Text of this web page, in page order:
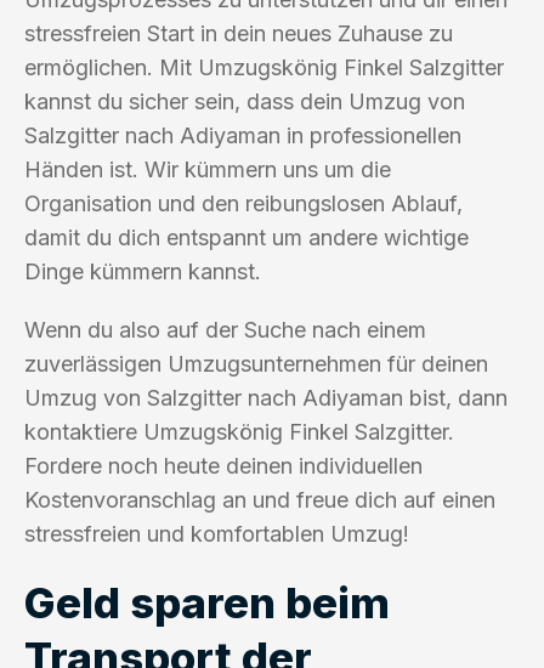
stressfreien Start in dein neues Zuhause zu
ermöglichen. Mit Umzugskönig Finkel Salzgitter
kannst du sicher sein, dass dein Umzug von
Salzgitter nach Adiyaman in professionellen
Händen ist. Wir kümmern uns um die
Organisation und den reibungslosen Ablauf,
damit du dich entspannt um andere wichtige
Dinge kümmern kannst.
Wenn du also auf der Suche nach einem
zuverlässigen Umzugsunternehmen für deinen
Umzug von Salzgitter nach Adiyaman bist, dann
kontaktiere Umzugskönig Finkel Salzgitter.
Fordere noch heute deinen individuellen
Kostenvoranschlag an und freue dich auf einen
stressfreien und komfortablen Umzug!
Geld sparen beim
Transport der